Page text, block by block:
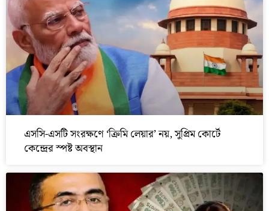
এসসি-এসটি সংরক্ষণে ‘ক্রিমি লেয়ার’ নয়, সুপ্রিম কোর্টে
কেন্দ্রের স্পষ্ট অবস্থান